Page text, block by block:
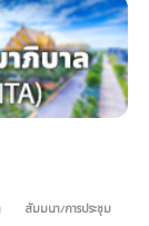
สัมมนา/การประชุม